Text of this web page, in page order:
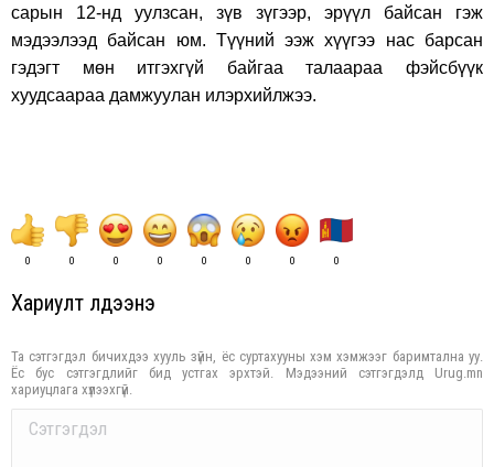
сарын 12-нд уулзсан, зүв зүгээр, эрүүл байсан гэж
мэдээлээд байсан юм. Түүний ээж хүүгээ нас барсан
гэдэгт мөн итгэхгүй байгаа талаараа фэйсбүүк
хуудсаараа дамжуулан илэрхийлжээ.
0 0 0 0 0 0 0 0
Хариулт үлдээнэ үү
Та сэтгэгдэл бичихдээ хууль зүйн, ёс суртахууны хэм хэмжээг баримтална уу.
Ёс бус сэтгэгдлийг бид устгах эрхтэй. Мэдээний сэтгэгдэлд Urug.mn
хариуцлага хүлээхгүй.
Comment